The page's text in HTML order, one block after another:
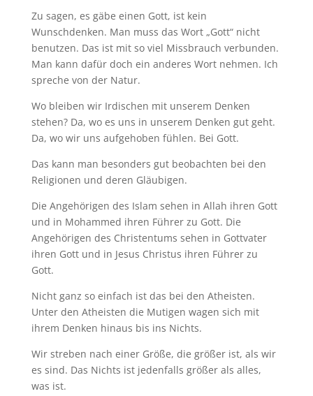
Zu sagen, es gäbe einen Gott, ist kein
Wunschdenken. Man muss das Wort „Gott“ nicht
benutzen. Das ist mit so viel Missbrauch verbunden.
Man kann dafür doch ein anderes Wort nehmen. Ich
spreche von der Natur.
Wo bleiben wir Irdischen mit unserem Denken
stehen? Da, wo es uns in unserem Denken gut geht.
Da, wo wir uns aufgehoben fühlen. Bei Gott.
Das kann man besonders gut beobachten bei den
Religionen und deren Gläubigen.
Die Angehörigen des Islam sehen in Allah ihren Gott
und in Mohammed ihren Führer zu Gott. Die
Angehörigen des Christentums sehen in Gottvater
ihren Gott und in Jesus Christus ihren Führer zu
Gott.
Nicht ganz so einfach ist das bei den Atheisten.
Unter den Atheisten die Mutigen wagen sich mit
ihrem Denken hinaus bis ins Nichts.
Wir streben nach einer Größe, die größer ist, als wir
es sind. Das Nichts ist jedenfalls größer als alles,
was ist.